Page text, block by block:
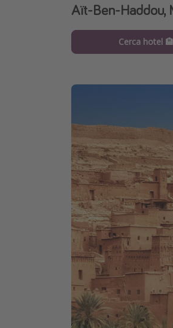
Aït-Ben-Haddou,
Cerca hotel 🏨